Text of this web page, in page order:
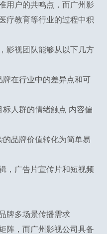
用户的共鸣点，而广州影
疗教育等行业的过程中积
影视团队能够从以下几方
在行业中的差异点和可
人群的情绪触点 内容偏
品牌价值转化为简单易
，广告片宣传片和短视频
牌多场景传播需求
阵，而广州影视公司具备